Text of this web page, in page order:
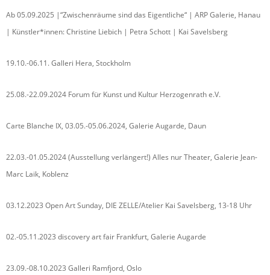
Ab 05.09.2025 |“Zwischenräume sind das Eigentliche“ | ARP Galerie, Hanau
| Künstler*innen: Christine Liebich | Petra Schott | Kai Savelsberg
19.10.-06.11. Galleri Hera, Stockholm
25.08.-22.09.2024 Forum für Kunst und Kultur Herzogenrath e.V.
Carte Blanche IX, 03.05.-05.06.2024, Galerie Augarde, Daun
22.03.-01.05.2024 (Ausstellung verlängert!) Alles nur Theater, Galerie Jean-
Marc Laik, Koblenz
03.12.2023 Open Art Sunday, DIE ZELLE/Atelier Kai Savelsberg, 13-18 Uhr
02.-05.11.2023 discovery art fair Frankfurt, Galerie Augarde
23.09.-08.10.2023 Galleri Ramfjord, Oslo